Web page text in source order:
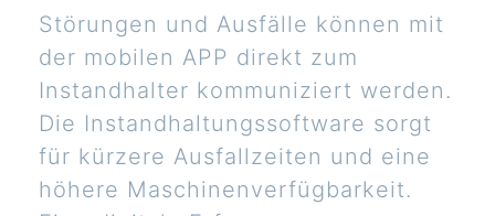
Störungen und Ausfälle können mit
der mobilen APP direkt zum
Instandhalter kommuniziert werden.
Die Instandhaltungssoftware sorgt
für kürzere Ausfallzeiten und eine
höhere Maschinenverfügbarkeit.